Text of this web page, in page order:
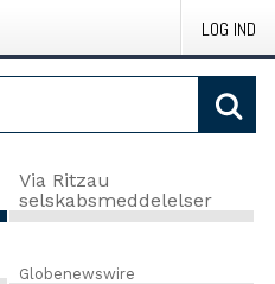
LOG IND
Via Ritzau
selskabsmeddelelser
Globenewswire